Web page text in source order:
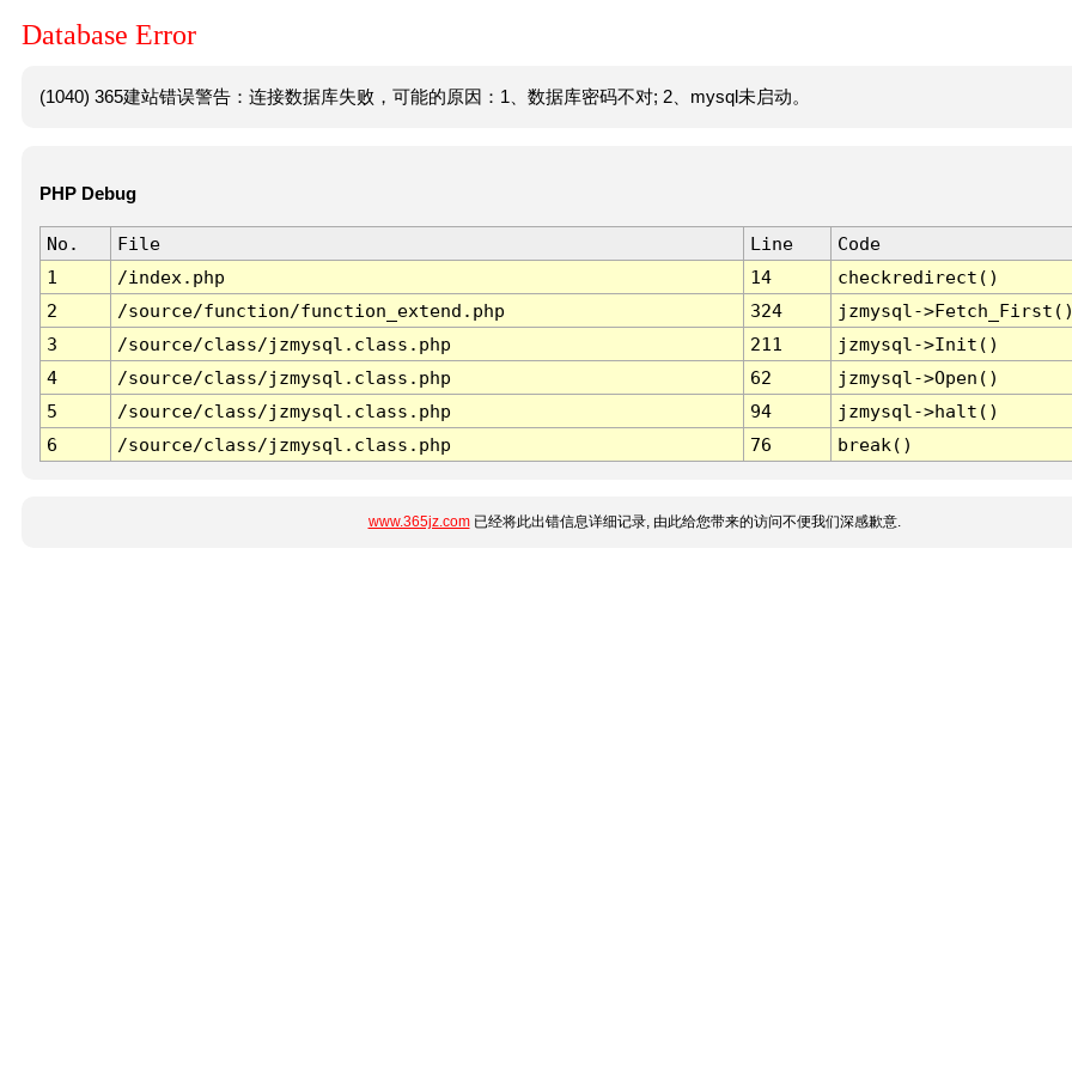
Database Error
(1040) 365建站错误警告：连接数据库失败，可能的原因：1、数据库密码不对; 2、mysql未启动。
PHP Debug
No. File Line
Code
1
/index.php 14
checkredirect()
2
/source/function/function_extend.php 324
jzmysql-
3
/source/class/jzmysql.class.php 211
jzmysql->Init()
4
/source/class/jzmysql.class.php 62
jzmysql->Open()
5
/source/class/jzmysql.class.php 94
jzmysql->halt()
6
/source/class/jzmysql.class.php 76 break()
www.365jz.com已经将此出错信息详细记录, 由此给您带来的访问不便我们深感歉意.